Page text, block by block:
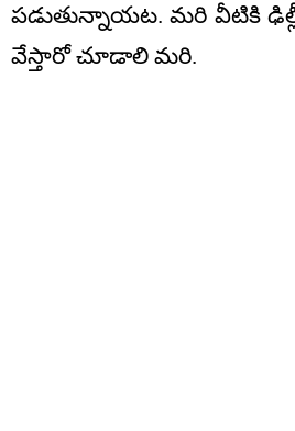
ప‌డుతున్నాయ‌ట‌. మ‌రి వీటికి ఢిల్లీ
వేస్తారో చూడాలి మరి.